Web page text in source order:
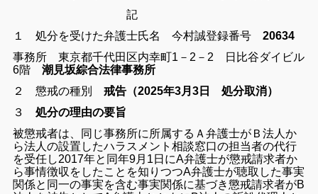
記
１ 処分を受けた弁護士氏名 今村誠登録番号20634
事務所 東京都千代田区内幸町1－2－2 日比谷ダイビル
6階潮見坂綜合法律事務所
２ 懲戒の種別
戒告（2025年3月3日 処分取消）
３処分の理由の要旨
被懲戒者は、同じ事務所に所属するＡ弁護士がＢ法人か
ら法人の設置したハラスメント相談窓口の担当者の代行
を受任し2017年と同年9月1日にA弁護士が懲戒請求者か
ら事情徴収をしたことを知りつつA弁護士が聴取した事実
関係と同一の事実を含む事実関係に基づき懲戒請求者がB